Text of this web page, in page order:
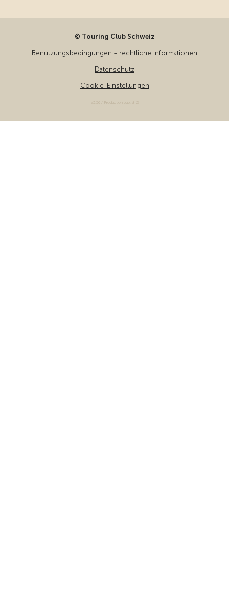
© Touring Club Schweiz
Benutzungsbedingungen - rechtliche Informationen
Datenschutz
Cookie-Einstellungen
v3.56 / Production publish 2